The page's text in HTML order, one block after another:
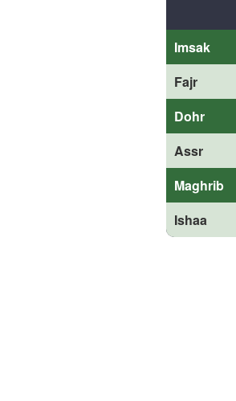
Imsak
Fajr
Dohr
Assr
Maghrib
Ishaa